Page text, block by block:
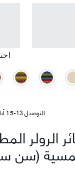
التوصيل 13-15 أيام عمل
الرولر
(سن